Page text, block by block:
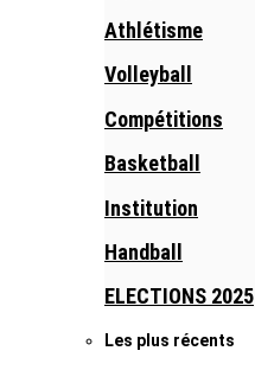
Athlétisme
Volleyball
Compétitions
Basketball
Institution
Handball
ELECTIONS 2025
Les plus récents